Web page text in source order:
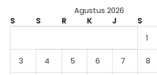
Agustus 2026
S
S R K J S
1
3 4 5 6 7 8